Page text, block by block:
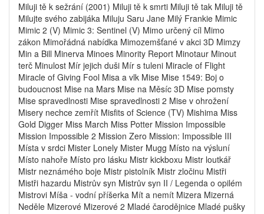
Miluji tě k sežrání (2001) Miluji tě k smrti Miluji tě tak Miluji tě
Milujte svého zabijáka Miluju Saru Jane Milý Frankie Mimic
Mimic 2 (V) Mimic 3: Sentinel (V) Mimo určený cíl Mimo
zákon Mimořádná nabídka Mimozemšťané v akci 3D Mimzy
Min a Bill Minerva Minoes Minority Report Minotaur Minout
terč Minulost Mír jejich duši Mír s tuleni Miracle of Flight
Miracle of Giving Fool Misa a vlk Mise Mise 1549: Boj o
budoucnost Mise na Mars Mise na Měsíc 3D Mise pomsty
Mise spravedlnosti Mise spravedlnosti 2 Mise v ohrožení
Misery nechce zemřít Misfits of Science (TV) Mishima Miss
Gold Digger Miss March Miss Potter Mission Impossible
Mission Impossible 2 Mission Zero Mission: Impossible III
Místa v srdci Mister Lonely Mister Mugg Místo na výsluní
Místo nahoře Místo pro lásku Mistr kickboxu Mistr loutkář
Mistr neznámého boje Mistr pistolník Mistr zločinu Mistři
Mistři hazardu Mistrův syn Mistrův syn II / Legenda o opilém
Mistrovi Míša - vodní příšerka Mít a nemít Mizera Mizerná
Neděle Mizerové Mizerové 2 Mladé čarodějnice Mladé pušky